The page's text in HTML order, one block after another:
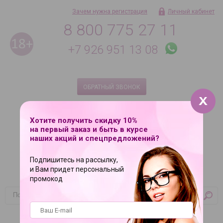
8 800 775 27 11
+7 926 951 13 08
ОБРАТНЫЙ ЗВОНОК
Зачем нужна регистрация Личный кабинет
Ваша корзина пуста
Хотите получить скидку 10%
на первый заказ и быть в курсе
наших акций и спецпредложений?
Подпишитесь на рассылку,
и Вам придет персональный
промокод